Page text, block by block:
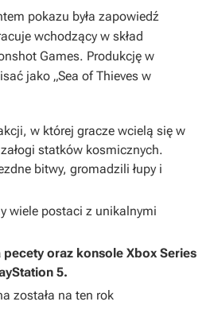
pokazu była zapowiedź
wchodzący w skład
Games. Produkcję w
jako „Sea of Thieves w
w której gracze wcielą się w
statków kosmicznych.
bitwy, gromadzili łupy i
wiele postaci z unikalnymi
pecety oraz konsole Xbox Series
5.
została na ten rok